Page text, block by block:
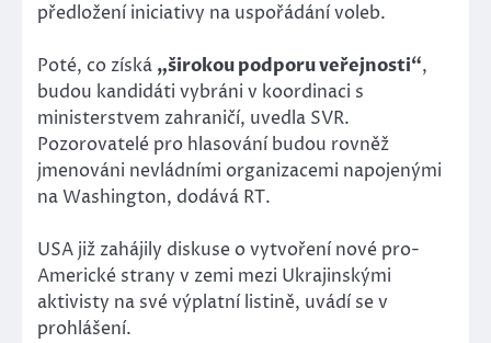
předložení iniciativy na uspořádání voleb.
Poté, co získá „širokou podporu veřejnosti“,
budou kandidáti vybráni v koordinaci s
ministerstvem zahraničí, uvedla SVR.
Pozorovatelé pro hlasování budou rovněž
jmenováni nevládními organizacemi napojenými
na Washington, dodává RT.
USA již zahájily diskuse o vytvoření nové pro-
Americké strany v zemi mezi Ukrajinskými
aktivisty na své výplatní listině, uvádí se v
prohlášení.